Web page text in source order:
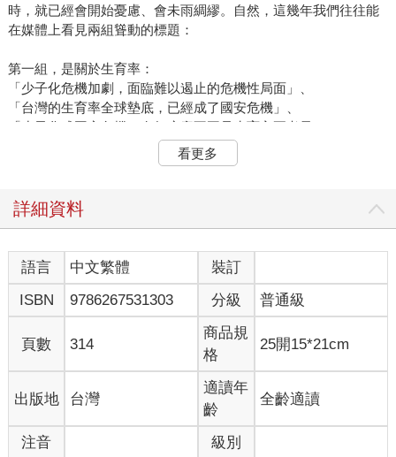
時，就已經會開始憂慮、會未雨綢繆。自然，這幾年我們往往能
在媒體上看見兩組聳動的標題：
第一組，是關於生育率：
「少子化危機加劇，面臨難以遏止的危機性局面」、
「台灣的生育率全球墊底，已經成了國安危機」、
「少子化成國安危機，有無房產不再是生育主要考量」。
第二組則伴隨著二〇二二年下半AI密切進入人類生活領域，成為
「AI取代人力成真？學者說不嚴重，他卻預言5年內將爆失業
TOP10」。
這些新聞標題刺激著我們大腦，引發我們的憂慮，而新聞所報導
的也確實是不可避免的現實。然而，這看似內憂外患的兩組危
機，看在筆者這類的科幻創作者眼裡，卻恰好是彼此的解方—我
們為什麼不讓AI與機器人，來彌補少子化帶來的勞動力短缺、集
中資源在每一位降生的少量後裔？
AI與機器人在方方面面上都能協助人類提升生活品質已是不爭事
實，那麼，是否人類文明，有可能在此契機的觸發下，豎立一座
看更多
詳細資料
語言 中文繁體
裝訂
ISBN
9786267531303 分級 普通級
頁數 314
商品規
格
25開15*21cm
出版地 台灣
適讀年
齡
全齡適讀
注音 級別